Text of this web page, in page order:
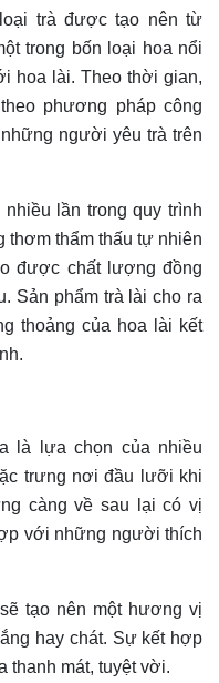
trà được tạo nên từ
trong bốn loại hoa nổi
hoa lài. Theo thời gian,
phương pháp công
người yêu trà trên
lần trong quy trình
thơm thẩm thấu tự nhiên
được chất lượng đồng
Sản phẩm trà lài cho ra
thoảng của hoa lài kết
là lựa chọn của nhiều
trưng nơi đầu lưỡi khi
càng về sau lại có vị
với những người thích
tạo nên một hương vị
hay chát. Sự kết hợp
thanh mát, tuyệt vời.